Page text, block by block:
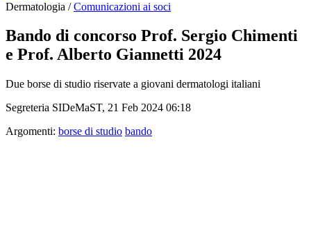
Dermatologia /Comunicazioni ai soci
Bando di concorso Prof. Sergio Chimenti
e Prof. Alberto Giannetti 2024
Due borse di studio riservate a giovani dermatologi italiani
Segreteria SIDeMaST, 21 Feb 2024 06:18
Argomenti: borse di studio bando